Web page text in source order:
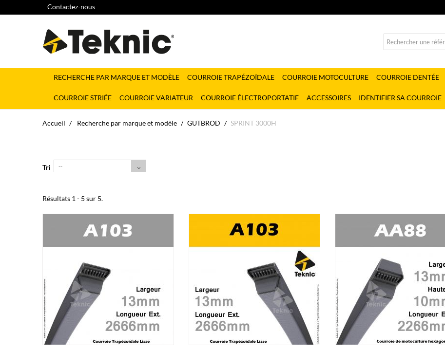
Contactez-nous
RECHERCHE PAR MARQUE ET MODÈLE COURROIE TRAPÉZOÏDALE COURROIE MOTOCULTURE COURROIE DENTÉE
COURROIE STRIÉE COURROIE VARIATEUR COURROIE ÉLECTROPORTATIF ACCESSOIRES IDENTIFIER SA COURROIE
Accueil Recherche par marque et modèle GUTBROD SPRINT 3000H
Tri --
Résultats 1 - 5 sur 5.